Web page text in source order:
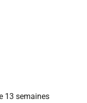
13 semaines